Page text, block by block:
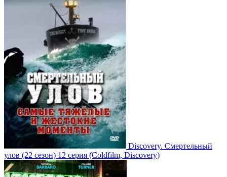
Discovery. Смертельный
улов (22 сезон) 12 серия (Coldfilm, Discovery)